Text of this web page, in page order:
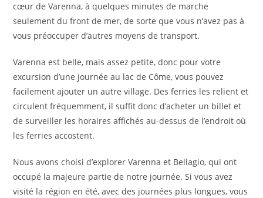
cœur de Varenna, à quelques minutes de marche
seulement du front de mer, de sorte que vous n’avez pas à
vous préoccuper d’autres moyens de transport.
Varenna est belle, mais assez petite, donc pour votre
excursion d’une journée au lac de Côme, vous pouvez
facilement ajouter un autre village. Des ferries les relient et
circulent fréquemment, il suffit donc d’acheter un billet et
de surveiller les horaires affichés au-dessus de l’endroit où
les ferries accostent.
Nous avons choisi d’explorer Varenna et Bellagio, qui ont
occupé la majeure partie de notre journée. Si vous avez
visité la région en été, avec des journées plus longues, vous